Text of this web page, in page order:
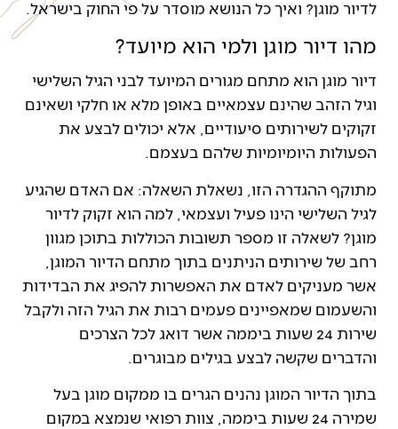
לדיור מוגן? ואיך כל הנושא מוסדר על פי החוק בישראל.
מהו דיור מוגן ולמי הוא מיועד?
דיור מוגן הוא מתחם מגורים המיועד לבני הגיל השלישי
וגיל הזהב שהינם עצמאיים באופן מלא או חלקי ושאינם
זקוקים לשירותים סיעודיים, אלא יכולים לבצע את
הפעולות היומיומיות שלהם בעצמם.
מתוקף ההגדרה הזו, נשאלת השאלה: אם האדם שהגיע
לגיל השלישי הינו פעיל ועצמאי, למה הוא זקוק לדיור
מוגן? לשאלה זו מספר תשובות הכוללות בתוכן מגוון
רחב של שירותים הניתנים בתוך מתחם הדיור המוגן,
אשר מעניקים לאדם את האפשרות להפיג את הבדידות
והשעמום שמאפיינים פעמים רבות את הגיל הזה ולקבל
שירות 24 שעות ביממה אשר דואג לכל הצרכים
והדברים שקשה לבצע בגילים מבוגרים.
בתוך הדיור המוגן נהנים הגרים בו ממקום מוגן בעל
שמירה 24 שעות ביממה, צוות רפואי שנמצא במקום